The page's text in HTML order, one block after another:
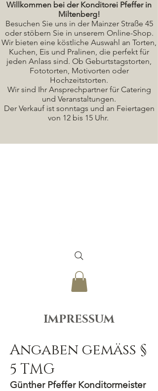
Willkommen bei der Konditorei Pfeffer in
Miltenberg!
Besuchen Sie uns in der Mainzer Straße 45
oder stöbern Sie in unserem Online-Shop.
Wir bieten eine köstliche Auswahl an Torten,
Kuchen, Eis und Pralinen, die perfekt für
jeden Anlass sind. Ob Geburtstagstorten,
Fototorten, Motivorten oder
Hochzeitstorten.
Wir sind Ihr Ansprechpartner für Catering
und Veranstaltungen.
Der Verkauf ist sonntags und an Feiertagen
von 12 bis 15 Uhr.
IMPRESSUM
Angaben gemäß §
5 TMG
Günther Pfeffer Konditormeister